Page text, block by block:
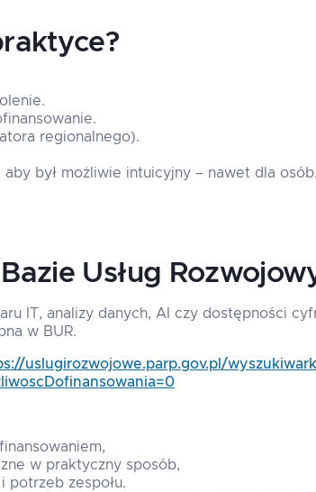
regionalnego).
był możliwie intuicyjny – nawet dla
Usług
IT, analizy danych, AI czy dostępności
w BUR.
uslugirozwojowe.parp.gov.pl/
w praktyczny sposób,
potrzeb zespołu.